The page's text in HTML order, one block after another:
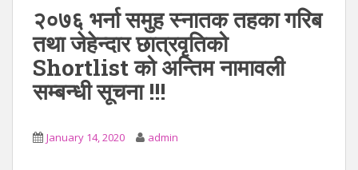
२०७६ भर्ना समुह स्नातक तहका गरिब
तथा जेहेन्दार छात्रवृतिको
Shortlist को अन्तिम नामावली
सम्बन्धी सूचना !!!
January 14, 2020 admin